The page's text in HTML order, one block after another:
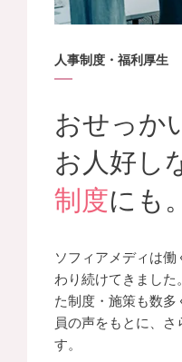
人事制度・福利厚生
おせっか
お人好し
制度にも。
ソフィアメディは
わり続けてきまし
た制度・施策も数多
員の声をもとに、
す。